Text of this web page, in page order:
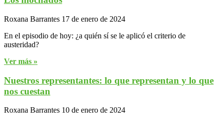
Roxana Barrantes 17 de enero de 2024
En el episodio de hoy: ¿a quién sí se le aplicó el criterio de
austeridad?
Ver más »
Nuestros representantes: lo que representan y lo que
nos cuestan
Roxana Barrantes 10 de enero de 2024